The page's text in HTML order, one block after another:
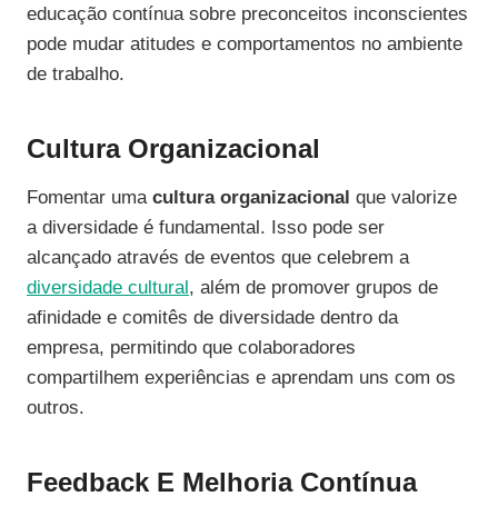
educação contínua sobre preconceitos inconscientes
pode mudar atitudes e comportamentos no ambiente
de trabalho.
Cultura Organizacional
Fomentar uma cultura organizacional que valorize
a diversidade é fundamental. Isso pode ser
alcançado através de eventos que celebrem a
diversidade cultural , além de promover grupos de
afinidade e comitês de diversidade dentro da
empresa, permitindo que colaboradores
compartilhem experiências e aprendam uns com os
outros.
Feedback E Melhoria Contínua